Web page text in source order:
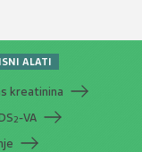
ALATI
kreatinina
2-VA